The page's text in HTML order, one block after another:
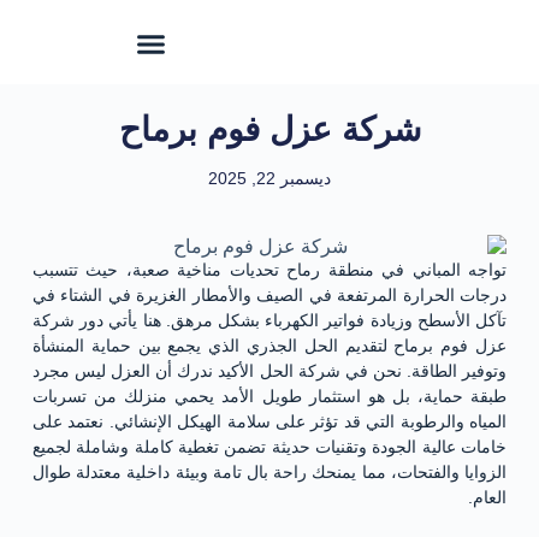
شركة عزل فوم برماح
ديسمبر 22, 2025
تواجه المباني في منطقة رماح تحديات مناخية صعبة، حيث تتسبب
درجات الحرارة المرتفعة في الصيف والأمطار الغزيرة في الشتاء في
تآكل الأسطح وزيادة فواتير الكهرباء بشكل مرهق. هنا يأتي دور شركة
عزل فوم برماح لتقديم الحل الجذري الذي يجمع بين حماية المنشأة
وتوفير الطاقة. نحن في شركة الحل الأكيد ندرك أن العزل ليس مجرد
طبقة حماية، بل هو استثمار طويل الأمد يحمي منزلك من تسربات
المياه والرطوبة التي قد تؤثر على سلامة الهيكل الإنشائي. نعتمد على
خامات عالية الجودة وتقنيات حديثة تضمن تغطية كاملة وشاملة لجميع
الزوايا والفتحات، مما يمنحك راحة بال تامة وبيئة داخلية معتدلة طوال
العام.